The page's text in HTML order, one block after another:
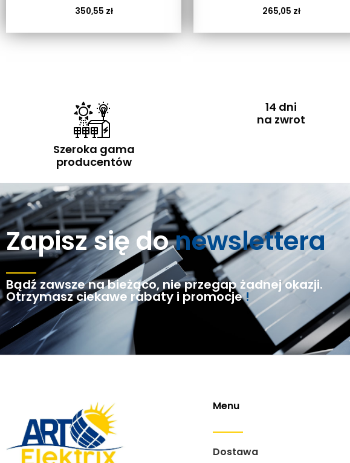
350,55 zł 265,05 zł
Szeroka gama
producentów
14 dni
na zwrot
Zapisz się donewslettera
Bądź zawsze na bieżąco, nie przegap żadnej okazji.
Otrzymasz ciekawe rabaty i promocje!
Menu
Dostawa